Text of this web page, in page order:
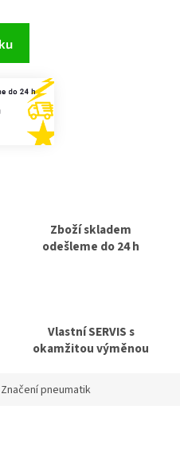
Zboží skladem
odešleme do 24 h
Vlastní SERVIS s
okamžitou výměnou
Značení pneumatik